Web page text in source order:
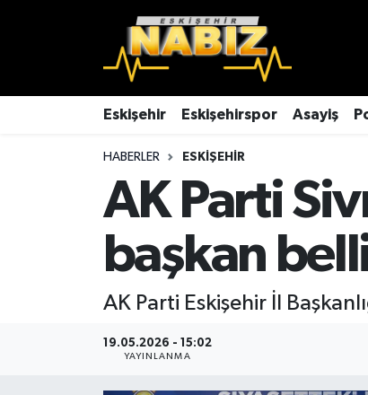
Eskişehir Eskişehirspor Asayiş
HABERLER ESKIŞEHIR
AK Parti
başkan
AK Parti Eskişehir İl
19.05.2026 - 15:02
YAYINLANMA
Eskişehir
Eskişehirspor
Eskişehir Hava Durumu
Eskişehir Trafik Yoğunluk Haritası
TFF 3.Lig 4.Grup Puan Durumu ve Fikstür
Tüm Manşetler
Son Dakika Haberleri
Haber Arşivi